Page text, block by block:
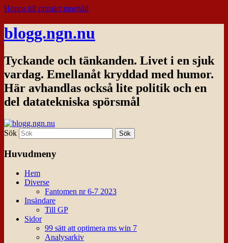
Hoppa till primärt innehåll
blogg.ngn.nu
Tyckande och tänkanden. Livet i en sjuk
vardag. Emellanåt kryddad med humor.
Här avhandlas också lite politik och en
del datatekniska spörsmål
Sök
Huvudmeny
Hem
Diverse
Fantomen nr 6-7 2023
Insändare
Till GP
Sidor
99 sätt att optimera ms win 7
Analysarkiv